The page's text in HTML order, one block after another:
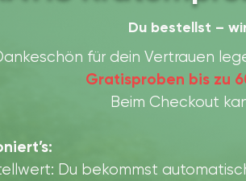
Du bestellst –
für dein Vertrauen
Gratisproben bis zu
Beim Checkout
Du bekommst